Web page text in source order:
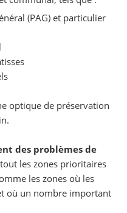
(PAG) et particulier
optique de préservation
des problèmes de
les zones prioritaires
les zones où les
où un nombre important